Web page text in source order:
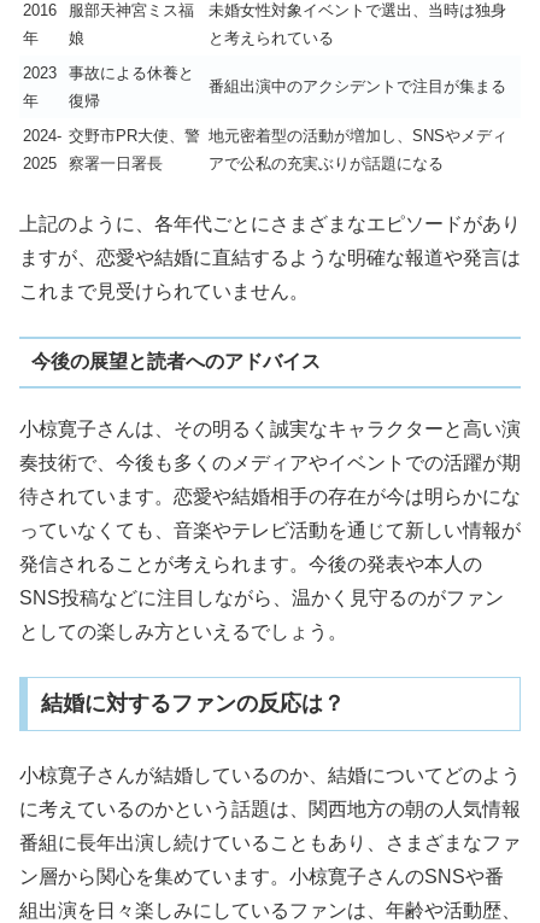
2016
年
服部天神宮ミス福
娘
未婚女性対象イベントで選出、当時は独身
と考えられている
2023
年
事故による休養と
復帰
番組出演中のアクシデントで注目が集まる
2024-
2025
交野市PR大使、警
察署一日署長
地元密着型の活動が増加し、SNSやメディ
アで公私の充実ぶりが話題になる
上記のように、各年代ごとにさまざまなエピソードがあり
ますが、恋愛や結婚に直結するような明確な報道や発言は
これまで見受けられていません。
今後の展望と読者へのアドバイス
小椋寛子さんは、その明るく誠実なキャラクターと高い演
奏技術で、今後も多くのメディアやイベントでの活躍が期
待されています。恋愛や結婚相手の存在が今は明らかにな
っていなくても、音楽やテレビ活動を通じて新しい情報が
発信されることが考えられます。今後の発表や本人の
SNS投稿などに注目しながら、温かく見守るのがファン
としての楽しみ方といえるでしょう。
結婚に対するファンの反応は？
小椋寛子さんが結婚しているのか、結婚についてどのよう
に考えているのかという話題は、関西地方の朝の人気情報
番組に長年出演し続けていることもあり、さまざまなファ
ン層から関心を集めています。小椋寛子さんのSNSや番
組出演を日々楽しみにしているファンは、年齢や活動歴、